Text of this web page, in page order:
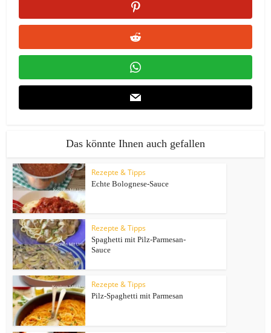
Das könnte Ihnen auch gefallen
Rezepte & Tipps
Echte Bolognese-Sauce
Rezepte & Tipps
Spaghetti mit Pilz-Parmesan-
Sauce
Rezepte & Tipps
Pilz-Spaghetti mit Parmesan